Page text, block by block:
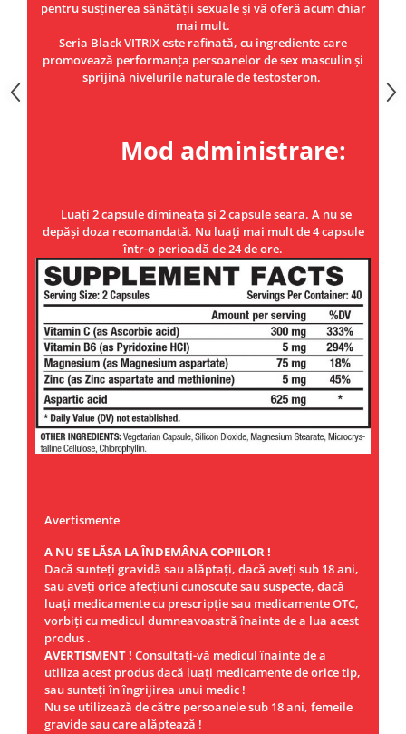
pentru susținerea sănătății sexuale și vă oferă acum chiar
mai mult.
Seria Black VITRIX este rafinată, cu ingrediente care
promovează performanța persoanelor de sex masculin și
sprijină nivelurile naturale de testosteron.
Mod administrare:
Luați 2 capsule dimineața și 2 capsule seara. A nu se
depăși doza recomandată. Nu luați mai mult de 4 capsule
într-o perioadă de 24 de ore.
Avertismente
A NU SE LĂSA LA ÎNDEMÂNA COPIILOR !
Dacă sunteţi gravidă sau alăptaţi, dacă aveţi sub 18 ani,
sau aveţi orice afecţiuni cunoscute sau suspecte, dacă
luaţi medicamente cu prescripţie sau medicamente OTC,
vorbiţi cu medicul dumneavoastră înainte de a lua acest
produs .
AVERTISMENT ! Consultaţi-vă medicul înainte de a
utiliza acest produs dacă luaţi medicamente de orice tip,
sau sunteţi în îngrijirea unui medic !
Nu se utilizează de către persoanele sub 18 ani, femeile
gravide sau care alăptează !